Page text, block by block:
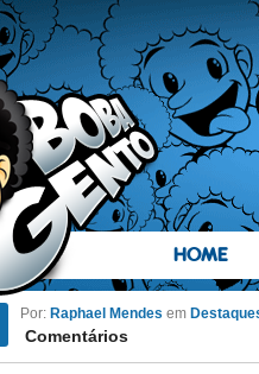
HOME
Por: Raphael Mendes em
Comentários